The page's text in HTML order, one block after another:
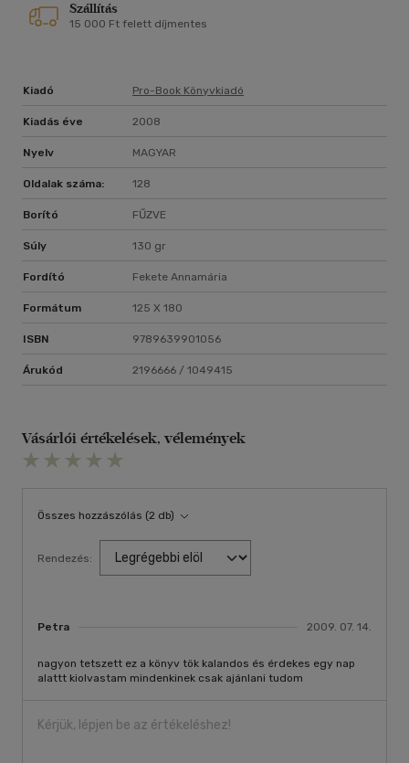
Szállítás
15 000 Ft felett díjmentes
Kiadó Pro-Book Könyvkiadó
Kiadás éve 2008
Nyelv MAGYAR
Oldalak száma: 128
Borító FŰZVE
Súly 130 gr
Fordító Fekete Annamária
Formátum 125 X 180
ISBN 9789639901056
Árukód 2196666 / 1049415
Vásárlói értékelések, vélemények
Összes hozzászólás (2 db)
Rendezés:
Petra 2009. 07. 14.
nagyon tetszett ez a könyv tök kalandos és érdekes egy nap
alattt kiolvastam mindenkinek csak ajánlani tudom
Kérjük, lépjen be az értékeléshez!